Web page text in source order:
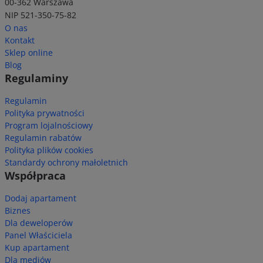
NIP 521-350-75-82
O nas
Kontakt
Sklep online
Blog
Regulaminy
Regulamin
Polityka prywatności
Program lojalnościowy
Regulamin rabatów
Polityka plików cookies
Standardy ochrony małoletnich
Współpraca
Dodaj apartament
Biznes
Dla deweloperów
Panel Właściciela
Kup apartament
Dla mediów